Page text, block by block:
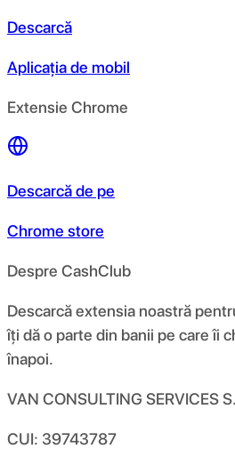
Descarcă
Aplicația de mobil
Extensie Chrome
Descarcă de pe
Chrome store
Despre CashClub
Descarcă extensia noastră
îți dă o parte din banii pe care îi
înapoi.
VAN CONSULTING SERVICES
CUI: 39743787